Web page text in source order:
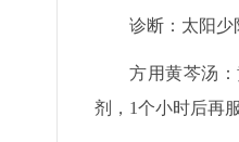
诊断：太阳少
方用黄芩汤
剂，1个小时后再